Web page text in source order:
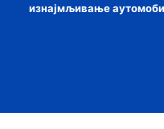
изнајмљивање